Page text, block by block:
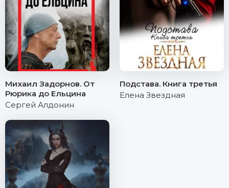
Михаил Задорнов. От
Рюрика до Ельцина
Сергей Алдонин
Подстава. Книга третья
Елена Звездная